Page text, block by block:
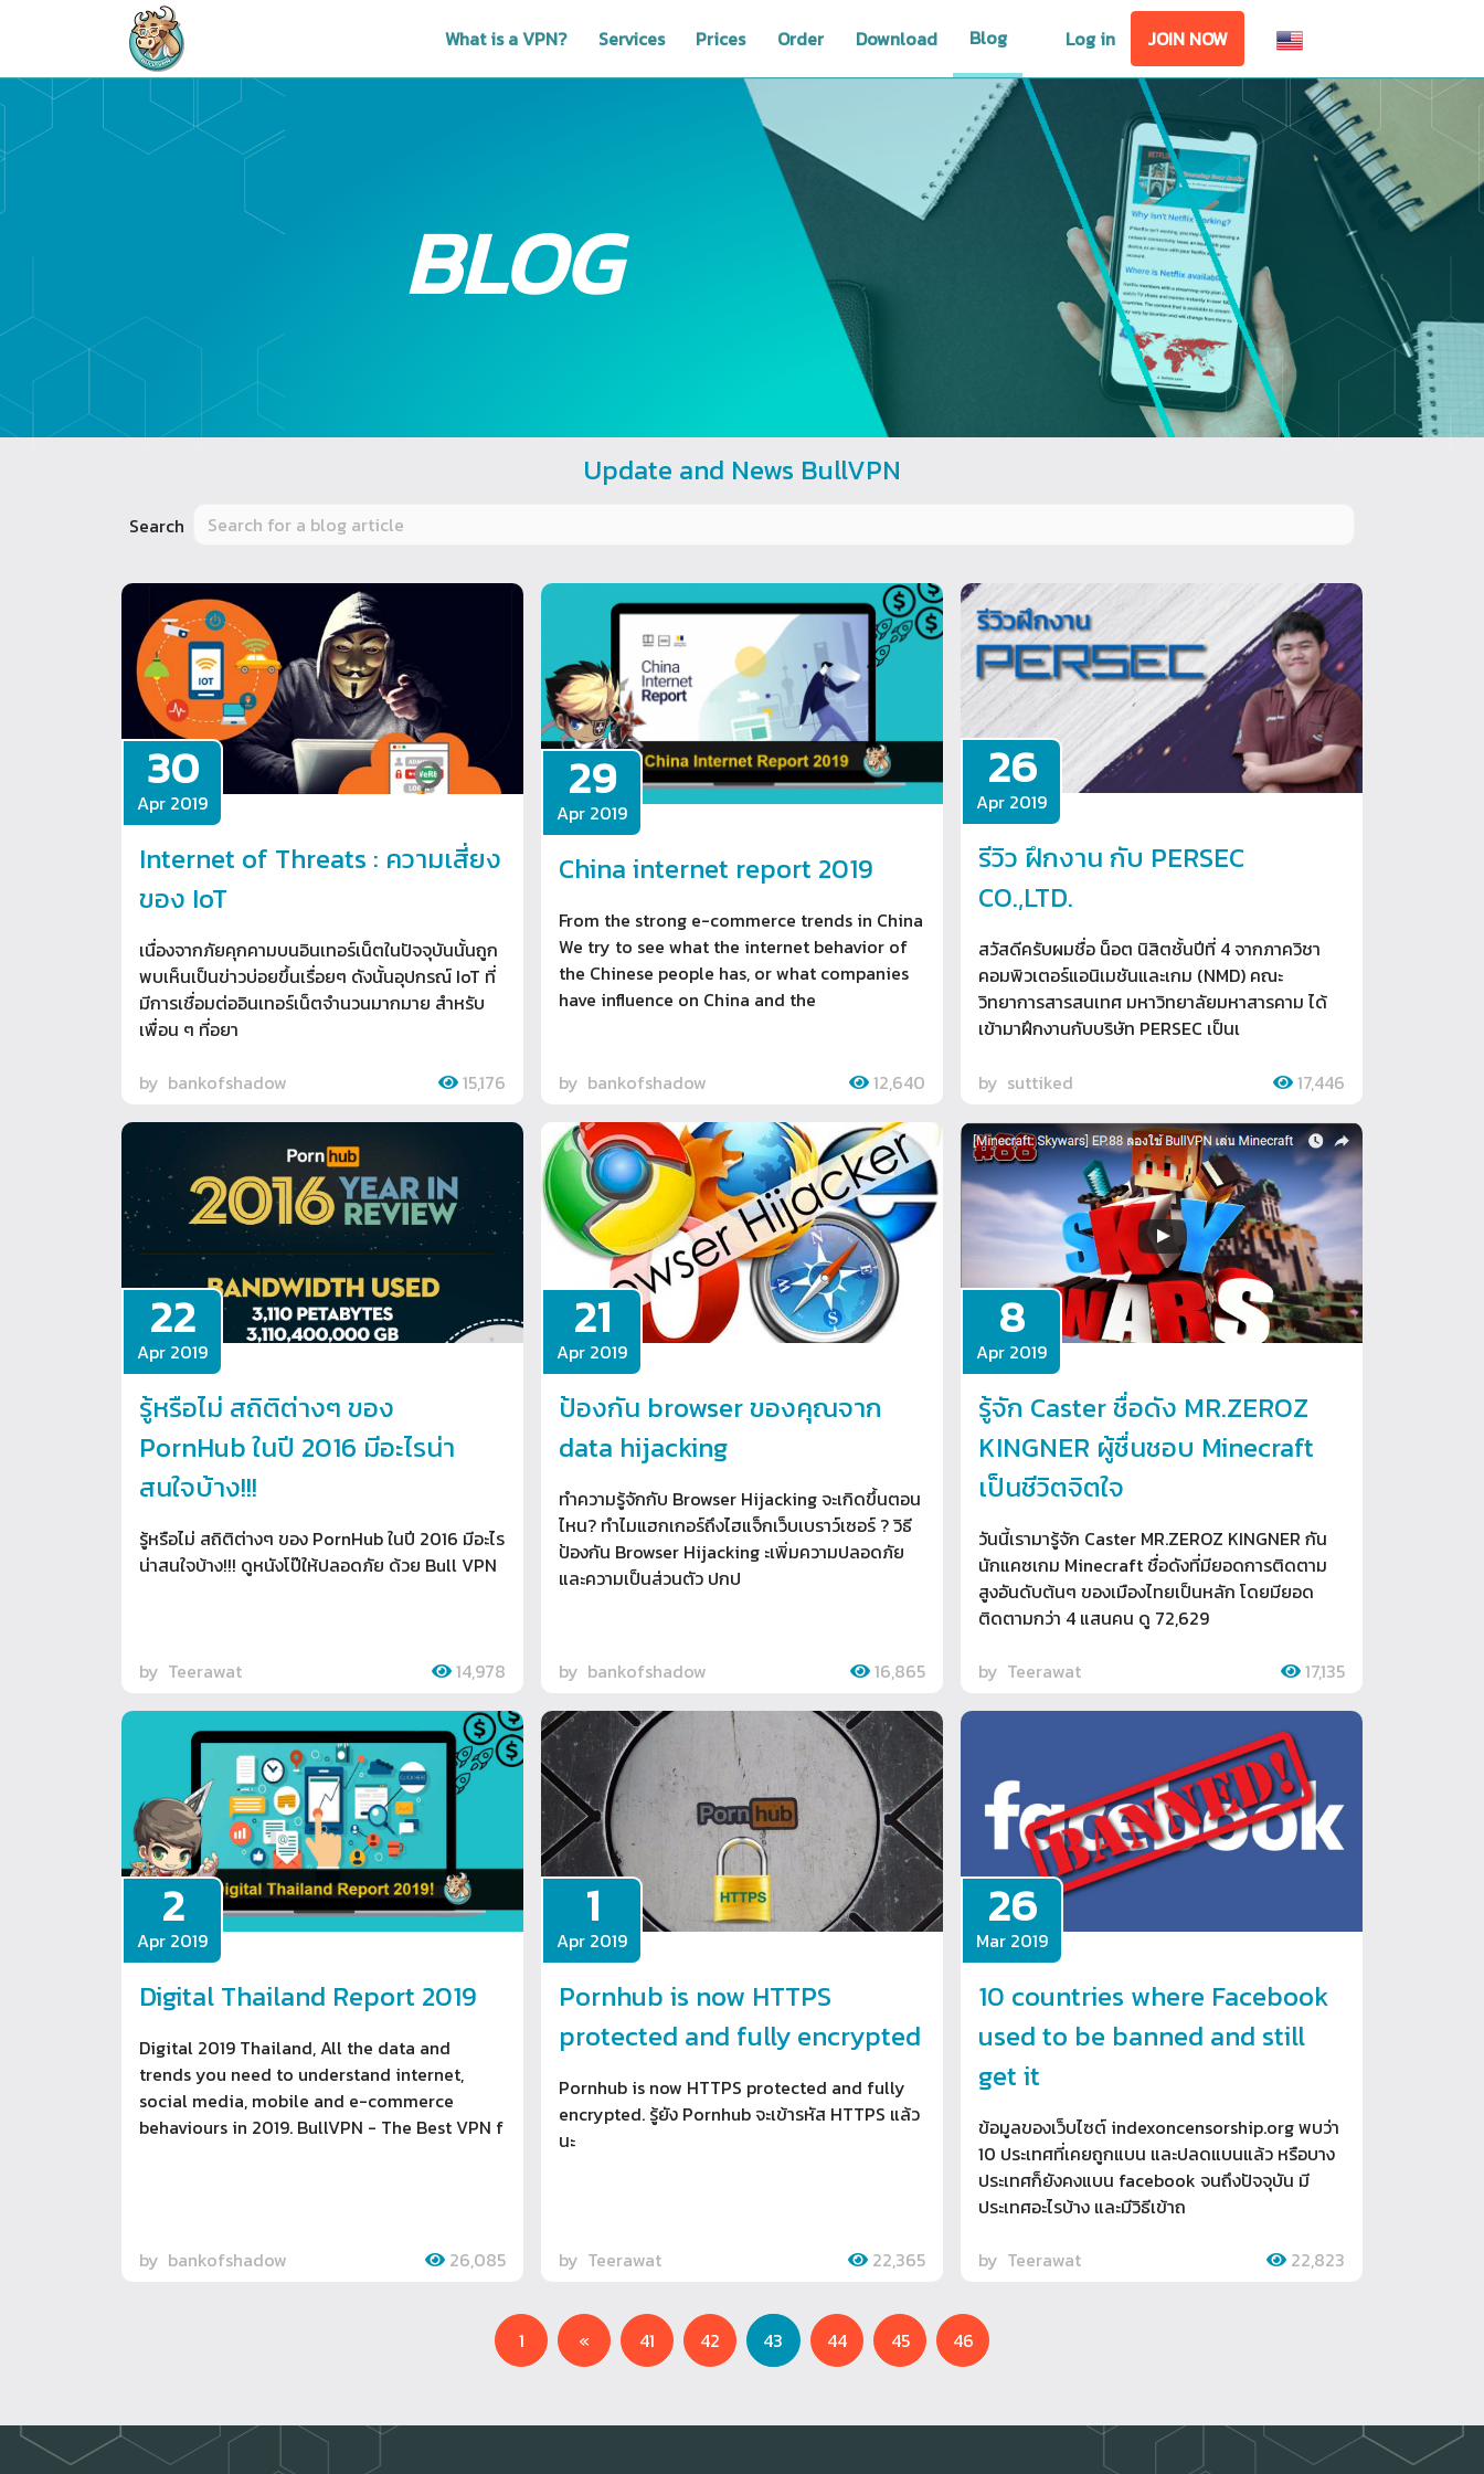
What is a VPN? Services Prices Order Download Blog Log in JOIN NOW
BLOG
Update and News BullVPN
Search
30
Apr 2019
Internet of Threats : ความเสี่ยง
ของ IoT
เนื่องจากภัยคุกคามบนอินเทอร์เน็ตในปัจจุบันนั้นถูก
พบเห็นเป็นข่าวบ่อยขึ้นเรื่อยๆ ดังนั้นอุปกรณ์ IoT ที่
มีการเชื่อมต่ออินเทอร์เน็ตจำนวนมากมาย สำหรับ
เพื่อน ๆ ที่อยา
by bankofshadow 15,176
29
Apr 2019
China internet report 2019
From the strong e-commerce trends in China
We try to see what the internet behavior of
the Chinese people has, or what companies
have influence on China and the
by bankofshadow 12,640
26
Apr 2019
รีวิว ฝึกงาน กับ PERSEC
CO.,LTD.
สวัสดีครับผมชื่อ น็อต นิสิตชั้นปีที่ 4 จากภาควิชา
คอมพิวเตอร์แอนิเมชันและเกม (NMD) คณะ
วิทยาการสารสนเทศ มหาวิทยาลัยมหาสารคาม ได้
เข้ามาฝึกงานกับบริษัท PERSEC เป็นเ
by suttiked 17,446
22
Apr 2019
รู้หรือไม่ สถิติต่างๆ ของ
PornHub ในปี 2016 มีอะไรน่า
สนใจบ้าง!!!
รู้หรือไม่ สถิติต่างๆ ของ PornHub ในปี 2016 มีอะไร
น่าสนใจบ้าง!!! ดูหนังโป๊ให้ปลอดภัย ด้วย Bull VPN
by Teerawat 14,978
21
Apr 2019
ป้องกัน browser ของคุณจาก
data hijacking
ทำความรู้จักกับ Browser Hijacking จะเกิดขึ้นตอน
ไหน? ทำไมแฮกเกอร์ถึงไฮแจ็กเว็บเบราว์เซอร์ ? วิธี
ป้องกัน Browser Hijacking ะเพิ่มความปลอดภัย
และความเป็นส่วนตัว ปกป
by bankofshadow 16,865
8
Apr 2019
รู้จัก Caster ชื่อดัง MR.ZEROZ
KINGNER ผู้ชื่นชอบ Minecraft
เป็นชีวิตจิตใจ
วันนี้เรามารู้จัก Caster MR.ZEROZ KINGNER กัน
นักแคซเกม Minecraft ชื่อดังที่มียอดการติดตาม
สูงอันดับต้นๆ ของเมืองไทยเป็นหลัก โดยมียอด
ติดตามกว่า 4 แสนคน ดู 72,629
by Teerawat 17,135
2
Apr 2019
Digital Thailand Report 2019
Digital 2019 Thailand, All the data and
trends you need to understand internet,
social media, mobile and e-commerce
behaviours in 2019. BullVPN - The Best VPN f
by bankofshadow 26,085
1
Apr 2019
Pornhub is now HTTPS
protected and fully encrypted
Pornhub is now HTTPS protected and fully
encrypted. รู้ยัง Pornhub จะเข้ารหัส HTTPS แล้ว
นะ
by Teerawat 22,365
26
Mar 2019
10 countries where Facebook
used to be banned and still
get it
ข้อมูลของเว็บไซต์ indexoncensorship.org พบว่า
10 ประเทศที่เคยถูกแบน และปลดแบนแล้ว หรือบาง
ประเทศก็ยังคงแบน facebook จนถึงปัจจุบัน มี
ประเทศอะไรบ้าง และมีวิธีเข้าถ
by Teerawat 22,823
1Previous
« 41 42 43 44 45 46Next